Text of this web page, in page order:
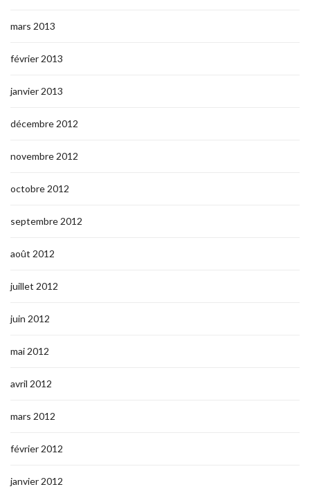
mars 2013
février 2013
janvier 2013
décembre 2012
novembre 2012
octobre 2012
septembre 2012
août 2012
juillet 2012
juin 2012
mai 2012
avril 2012
mars 2012
février 2012
janvier 2012